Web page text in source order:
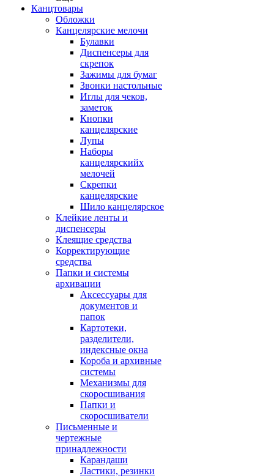
Канцтовары
Обложки
Канцелярские мелочи
Булавки
Диспенсеры для
скрепок
Зажимы для бумаг
Звонки настольные
Иглы для чеков,
заметок
Кнопки
канцелярские
Лупы
Наборы
канцелярскийх
мелочей
Скрепки
канцелярские
Шило канцелярское
Клейкие ленты и
диспенсеры
Клеящие средства
Корректирующие
средства
Папки и системы
архивации
Аксессуары для
документов и
папок
Картотеки,
разделители,
индексные окна
Короба и архивные
системы
Механизмы для
скоросшивания
Папки и
скоросшиватели
Письменные и
чертежные
принадлежности
Карандаши
Ластики, резинки